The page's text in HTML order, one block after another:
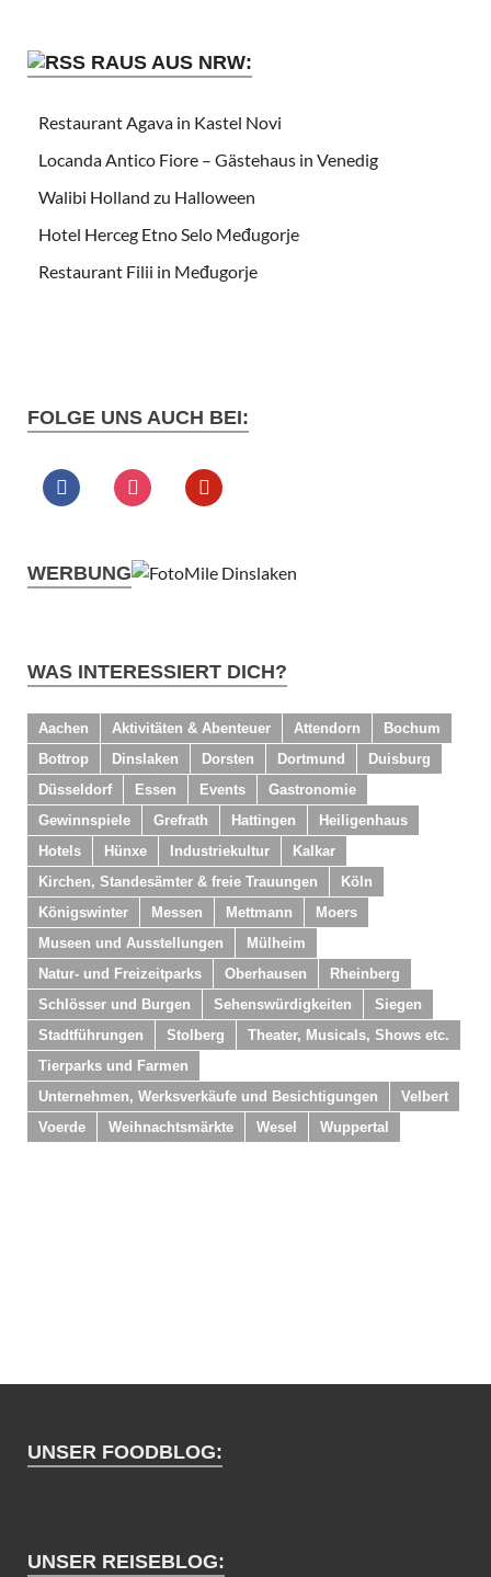
RAUS AUS NRW:
Restaurant Agava in Kastel Novi
Locanda Antico Fiore – Gästehaus in Venedig
Walibi Holland zu Halloween
Hotel Herceg Etno Selo Međugorje
Restaurant Filii in Međugorje
FOLGE UNS AUCH BEI:
WERBUNG
WAS INTERESSIERT DICH?
Aachen Aktivitäten & Abenteuer Attendorn
Bochum
Bottrop
Dinslaken Dorsten Dortmund
Duisburg
Düsseldorf
Essen Events
Gastronomie
Gewinnspiele
Grefrath Hattingen
Heiligenhaus
Hotels
Hünxe Industriekultur
Kalkar
Kirchen, Standesämter & freie Trauungen
Köln
Königswinter
Messen Mettmann
Moers
Museen und Ausstellungen
Mülheim
Natur- und Freizeitparks
Oberhausen
Rheinberg
Schlösser und Burgen
Sehenswürdigkeiten
Siegen
Stadtführungen
Stolberg
Theater, Musicals, Shows etc.
Tierparks und Farmen
Unternehmen, Werksverkäufe und Besichtigungen
Velbert
Voerde
Weihnachtsmärkte Wesel Wuppertal
UNSER FOODBLOG:
UNSER REISEBLOG: